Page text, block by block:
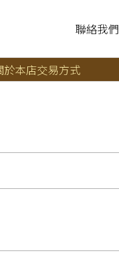
聯絡我們
於本店交易方式